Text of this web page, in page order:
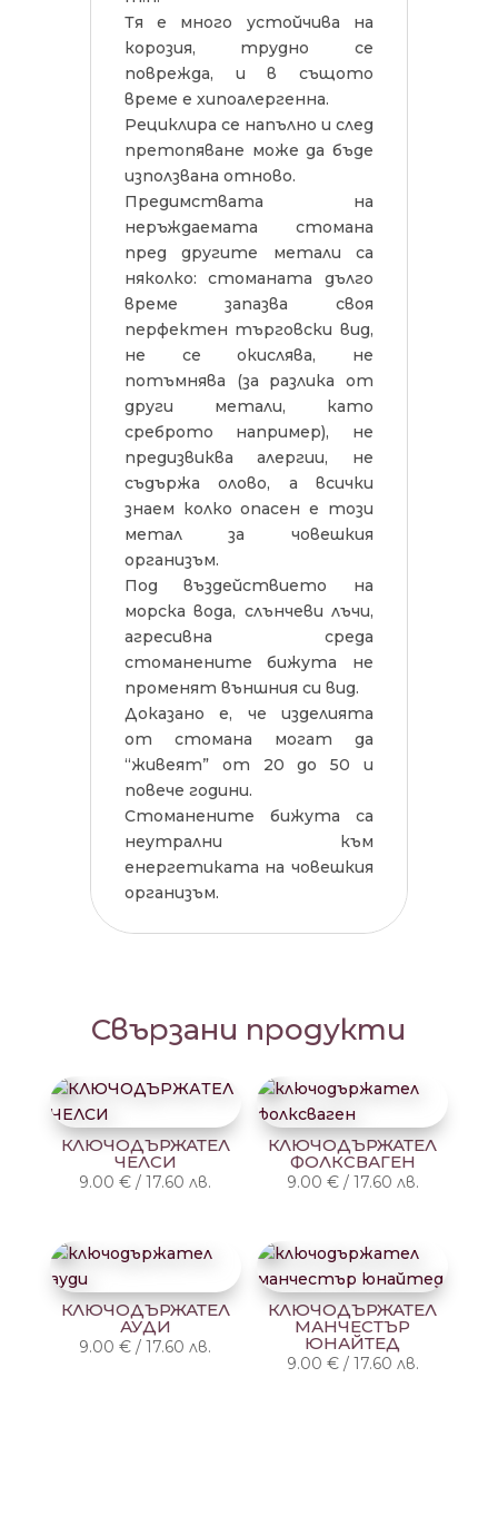
Тя е много устойчива на
корозия, трудно се
поврежда, и в същото
време е хипоалергенна.
Рециклира се напълно и след
претопяване може да бъде
използвана отново.
Предимствата на
неръждаемата стомана
пред другите метали са
няколко: стоманата дълго
време запазва своя
перфектен търговски вид,
не се окислява, не
потъмнява (за разлика от
други метали, като
среброто например), не
предизвиква алергии, не
съдържа олово, а всички
знаем колко опасен е този
метал за човешкия
организъм.
Под въздействието на
морска вода, слънчеви лъчи,
агресивна среда
стоманените бижута не
променят външния си вид.
Доказано е, че изделията
от стомана могат да
“живеят” от 20 до 50 и
повече години.
Стоманените бижута са
неутрални към
енергетиката на човешкия
организъм.
Свързани продукти
КЛЮЧОДЪРЖАТЕЛ
ЧЕЛСИ
9.00€ /17.60лв.
КЛЮЧОДЪРЖАТЕЛ
ФОЛКСВАГЕН
9.00 € / 17.60 лв.
КЛЮЧОДЪРЖАТЕЛ
АУДИ
9.00€ /17.60лв.
КЛЮЧОДЪРЖАТЕЛ
МАНЧЕСТЪР
ЮНАЙТЕД
9.00 € / 17.60 лв.